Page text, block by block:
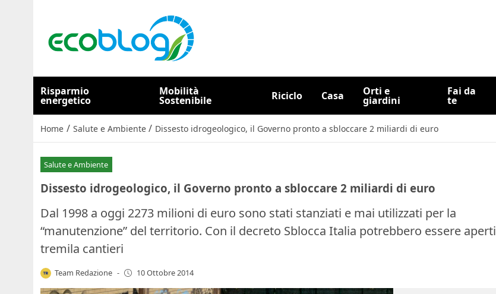
Risparmio
energetico
Mobilità
Sostenibile Riciclo Casa Orti e
giardini
Fai da
te
Home / Salute e Ambiente / Dissesto idrogeologico, il Governo pronto a sbloccare 2 miliardi di euro
Salute e Ambiente
Dissesto idrogeologico, il Governo pronto a sbloccare 2 miliardi di euro
Dal 1998 a oggi 2273 milioni di euro sono stati stanziati e mai utilizzati per la
“manutenzione” del territorio. Con il decreto Sblocca Italia potrebbero essere aperti
tremila cantieri
Team Redazione - 10 Ottobre 2014